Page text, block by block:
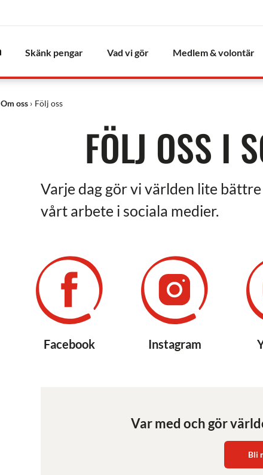
Skänk pengar Vad vi gör Medlem & volontär
Om oss Följ oss
FÖLJ OSS I
Varje dag gör vi världen lite
vårt arbete i sociala medier.
Facebook Instagram
Var med och gör
Bli